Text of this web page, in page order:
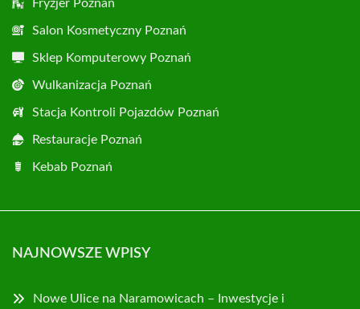
Fryzjer Poznań
Salon Kosmetyczny Poznań
Sklep Komputerowy Poznań
Wulkanizacja Poznań
Stacja Kontroli Pojazdów Poznań
Restauracje Poznań
Kebab Poznań
NAJNOWSZE WPISY
Nowe Ulice na Naramowicach – Inwestycje i